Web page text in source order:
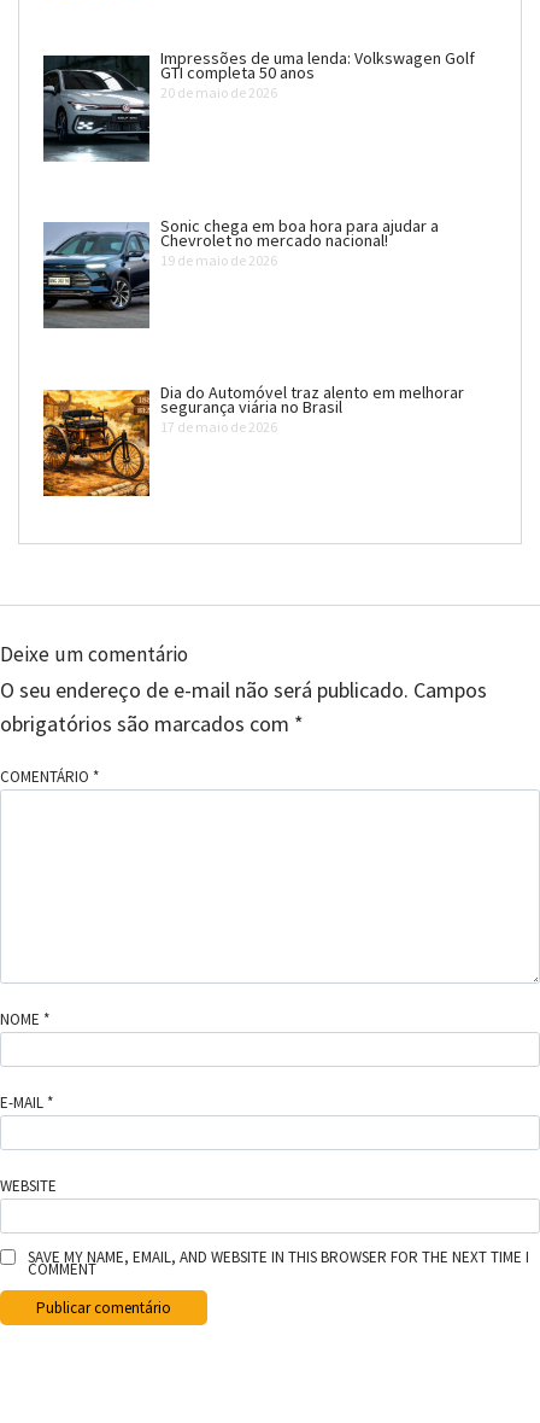
Impressões de uma lenda: Volkswagen Golf
GTI completa 50 anos
20 de maio de 2026
Sonic chega em boa hora para ajudar a
Chevrolet no mercado nacional!
19 de maio de 2026
Dia do Automóvel traz alento em melhorar
segurança viária no Brasil
17 de maio de 2026
Deixe um comentário
O seu endereço de e-mail não será publicado. Campos
obrigatórios são marcados com *
COMENTÁRIO *
NOME *
E-MAIL *
WEBSITE
SAVE MY NAME, EMAIL, AND WEBSITE IN THIS BROWSER FOR THE NEXT TIME I
COMMENT